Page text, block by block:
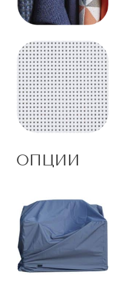
ОПЦИИ